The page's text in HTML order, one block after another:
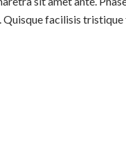
facilisis